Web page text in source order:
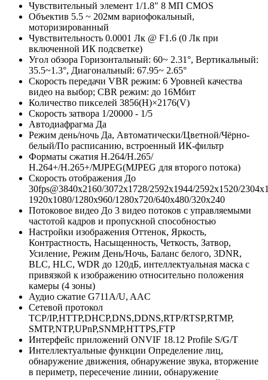
Чувствительный элемент 1/1.8" 8 МП CMOS
Объектив 5.5 ~ 202мм вариофокальный,
моторизированный
Чувствительность 0.0001 Лк @ F1.6 (0 Лк при
включенной ИК подсветке)
Угол обзора Горизонтальный: 60~ 2.31°, Вертикальный:
35.5~1.3°, Диагональный: 67.95~ 2.65°
Скорость передачи VBR режим: 6 Уровней качества
видео на выбор; CBR режим: до 16Мбит
Количество пикселей 3856(H)×2176(V)
Скорость затвора 1/20000 - 1/5
Автодиафрагма Да
Режим день/ночь Да, Автоматически/Цветной/Чёрно-
белый/По расписанию, встроенный ИК-фильтр
Форматы сжатия Н.264/H.265/
Н.264+/H.265+/MJPEG(MJPEG для второго потока)
Скорость отображения До
30fps@3840x2160/3072x1728/2592x1944/2592x1520/
1920x1080/1280x960/1280x720/640x480/320x240
Потоковое видео До 3 видео потоков с управляемыми
частотой кадров и пропускной способностью
Настройки изображения Оттенок, Яркость,
Контрастность, Насыщенность, Четкость, Затвор,
Усиление, Режим День/Ночь, Баланс белого, 3DNR,
BLC, HLC, WDR до 120дБ, интеллектуальная маска с
привязкой к изображению относительно положения
камеры (4 зоны)
Аудио сжатие G711A/U, AAC
Сетевой протокол
TCP/IP,HTTP,DHCP,DNS,DDNS,RTP/RTSP,RTMP,
SMTP,NTP,UPnP,SNMP,HTTPS,FTP
Интерфейс приложений ONVIF 18.12 Profile S/G/T
Интеллектуальные функции Определение лиц,
обнаружение движения, обнаружение звука, вторжение
в периметр, пересечение линии, обнаружение